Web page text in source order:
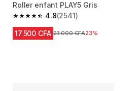
Roller enfant PLAY5 Gris
4.8
4.8 out of 5 stars from 2541 reviews
(2541)
17 500 CFA Prix avant réduction
23 000 CFA23%